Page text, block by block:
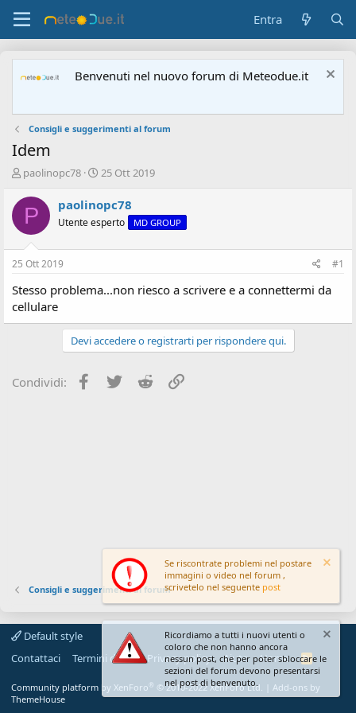
Entra
Benvenuti nel nuovo forum di Meteodue.it
Consigli e suggerimenti al forum
Idem
A
t
o
r
d
s
c
u
n
paolinopc78
D
t
a
d
i
o
25 Ott 2019
P paolinopc78
Utente esperto MD GROUP
25 Ott 2019 #1
Stesso problema...non riesco a scrivere e a connettermi da
cellulare
Devi accedere o registrarti per rispondere qui.
Condividi: Facebook
Twitter Reddit
Consigli e suggerimenti al forum
Default style
Contattaci
Termini d'uso Privacy policy Aiuto Home
R
S
Community platform by XenForo® © 2010-2022 XenForo Ltd.
Add-ons by
ThemeHouse
Se riscontrate problemi nel postare
immagini o video nel forum ,
scrivetelo nel seguente post
Ricordiamo a tutti i nuovi utenti o
coloro che non hanno ancora
nessun post, che per poter sbloccare le
sezioni del forum devono presentarsi
nel post di benvenuto.